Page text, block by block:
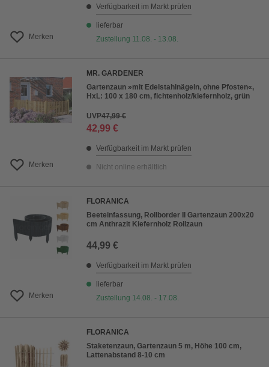
Merken
Verfügbarkeit im Markt prüfen
lieferbar
Zustellung 11.08. - 13.08.
Merken
MR. GARDENER
Gartenzaun »mit Edelstahlnägeln, ohne Pfosten«,
HxL: 100 x 180 cm, fichtenholz/kiefernholz, grün
UVP47,99 €
42,99 €
Verfügbarkeit im Markt prüfen
Nicht online erhältlich
Merken
FLORANICA
Beeteinfassung, Rollborder II Gartenzaun 200x20
cm Anthrazit Kiefernholz Rollzaun
44,99 €
Verfügbarkeit im Markt prüfen
lieferbar
Zustellung 14.08. - 17.08.
FLORANICA
Staketenzaun, Gartenzaun 5 m, Höhe 100 cm,
Lattenabstand 8-10 cm